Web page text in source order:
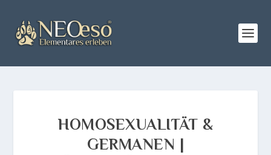
HOMOSEXUALITÄT &
GERMANEN |